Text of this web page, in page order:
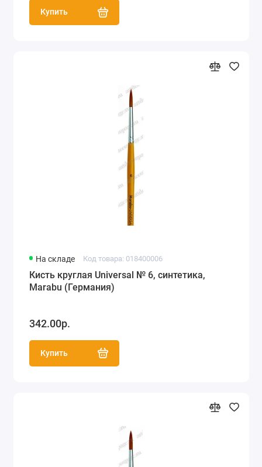
Купить
На складе Код товара: 018400006
Кисть круглая Universal № 6, синтетика,
Marabu (Германия)
342.00р.
Купить